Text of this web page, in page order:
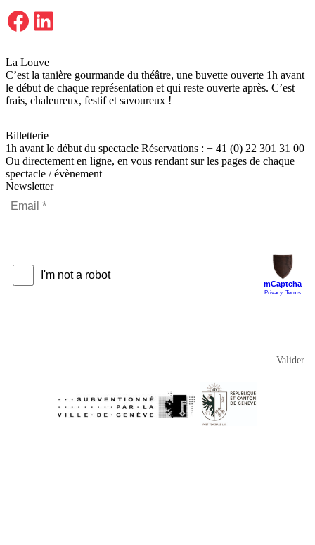
Facebook LinkedIn
La Louve
C’est la tanière gourmande du théâtre, une buvette ouverte 1h avant
le début de chaque représentation et qui reste ouverte après. C’est
frais, chaleureux, festif et savoureux !
Billetterie
1h avant le début du spectacle Réservations : + 41 (0) 22 301 31 00
Ou directement en ligne, en vous rendant sur les pages de chaque
spectacle / évènement
Newsletter